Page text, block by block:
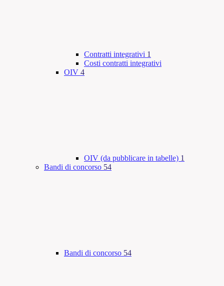
Contratti integrativi 1
Costi contratti integrativi
OIV 4
OIV (da pubblicare in tabelle) 1
Bandi di concorso 54
Bandi di concorso 54